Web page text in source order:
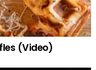
(Video)